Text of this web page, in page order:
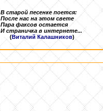
В старой песенке поется:
После нас на этом свете
Пара факсов остается
И страничка в интернете...
(Виталий Калашников)